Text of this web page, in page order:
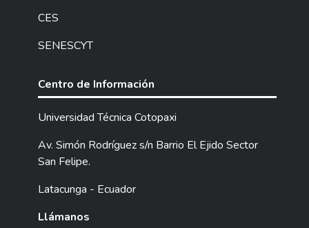
CES
SENESCYT
Centro de Información
Universidad Técnica Cotopaxi
Av. Simón Rodríguez s/n Barrio El Ejido Sector
San Felipe.
Latacunga - Ecuador
Llámanos